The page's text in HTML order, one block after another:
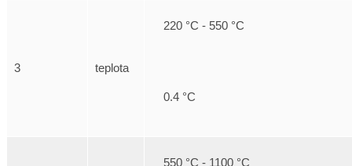
3 teplota
220 °C - 550 °C
0.4 °C
550 °C - 1100 °C